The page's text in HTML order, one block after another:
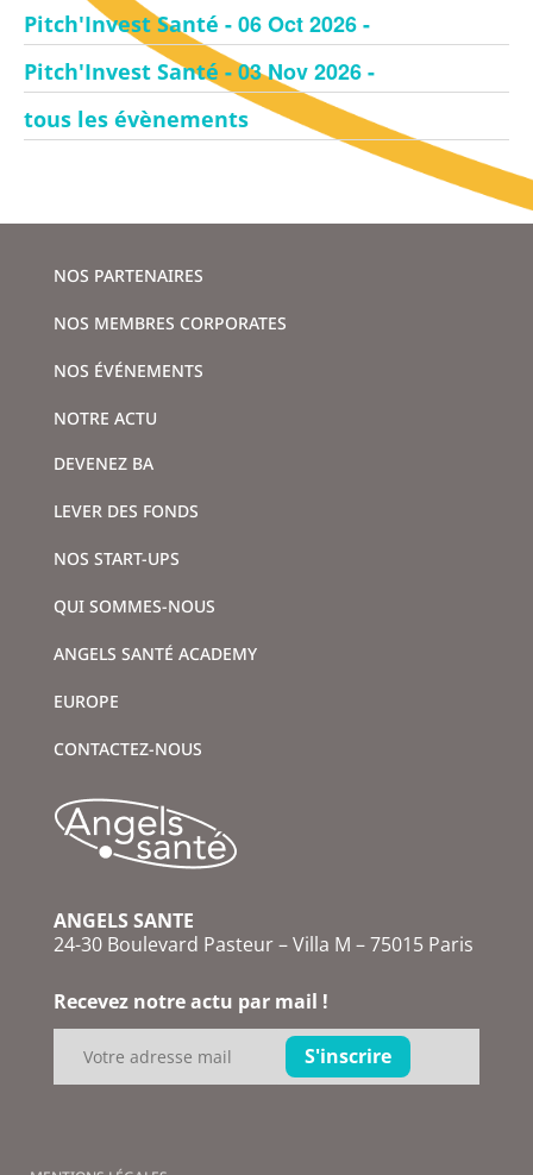
Pitch'Invest Santé - 06 Oct 2026 -
Pitch'Invest Santé - 03 Nov 2026 -
tous les évènements
NOS PARTENAIRES
NOS MEMBRES CORPORATES
NOS ÉVÉNEMENTS
NOTRE ACTU
DEVENEZ BA
LEVER DES FONDS
NOS START-UPS
QUI SOMMES-NOUS
ANGELS SANTÉ ACADEMY
EUROPE
CONTACTEZ-NOUS
ANGELS SANTE
24-30 Boulevard Pasteur – Villa M – 75015 Paris
Recevez notre actu par mail !